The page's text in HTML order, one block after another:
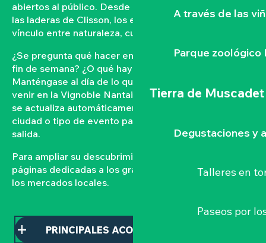
A través de las
Parque zoológico
Tierra de Muscadet
Degustaciones y
Talleres en
Paseos por
abiertos al público. Desde las orillas del Loira hasta
las laderas de Clisson, los eventos tejen un fuerte
vínculo entre naturaleza, cultura y convivencia.
¿Se pregunta qué hacer en el Vignoble Nantais este
fin de semana? ¿O qué hay en la agenda de Clisson?
Manténgase al día de lo que ocurre y lo que está por
venir en la Vignoble Nantais con nuestra agenda que
se actualiza automáticamente. Filtre por fecha,
ciudad o tipo de evento para organizar su próxima
salida.
Para ampliar su descubrimiento, consulte nuestras
páginas dedicadas a los grandes acontecimientos y a
los mercados locales.
PRINCIPALES ACONTECIMIENTOS